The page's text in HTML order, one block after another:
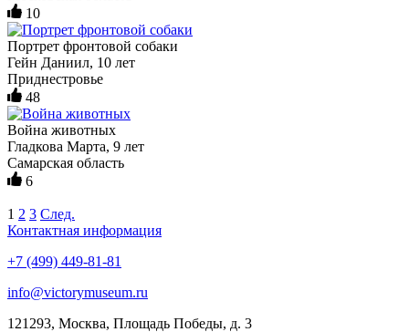
10
Портрет фронтовой собаки
Гейн Даниил, 10 лет
Приднестровье
48
Война животных
Гладкова Марта, 9 лет
Самарская область
6
1 2 3 След.
Контактная информация
+7 (499) 449-81-81
info@victorymuseum.ru
121293, Москва, Площадь Победы, д. 3